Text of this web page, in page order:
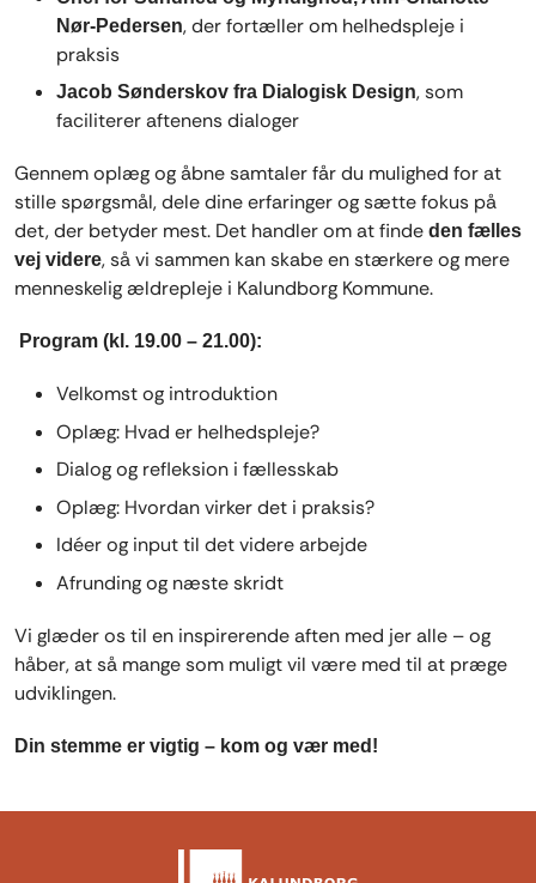
Nør-Pedersen, der fortæller om helhedspleje i
praksis
Jacob Sønderskov fra Dialogisk Design, som
faciliterer aftenens dialoger
Gennem oplæg og åbne samtaler får du mulighed for at
stille spørgsmål, dele dine erfaringer og sætte fokus på
det, der betyder mest. Det handler om at finde den fælles
vej videre, så vi sammen kan skabe en stærkere og mere
menneskelig ældrepleje i Kalundborg Kommune.
Program (kl. 19.00 – 21.00):
Velkomst og introduktion
Oplæg: Hvad er helhedspleje?
Dialog og refleksion i fællesskab
Oplæg: Hvordan virker det i praksis?
Idéer og input til det videre arbejde
Afrunding og næste skridt
Vi glæder os til en inspirerende aften med jer alle – og
håber, at så mange som muligt vil være med til at præge
udviklingen.
Din stemme er vigtig – kom og vær med!